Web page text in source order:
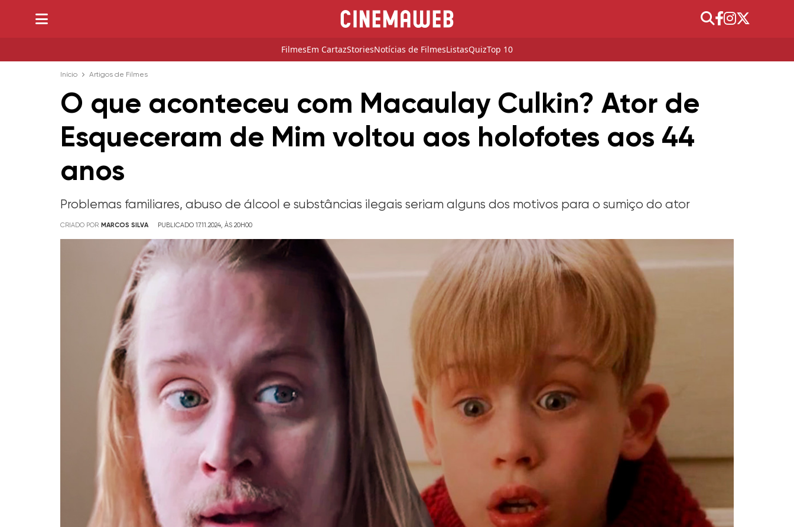
FilmesEm CartazStoriesNotícias de FilmesListasQuizTop 10
Início Artigos de Filmes
O que aconteceu com Macaulay Culkin? Ator de
Esqueceram de Mim voltou aos holofotes aos 44
anos
Problemas familiares, abuso de álcool e substâncias ilegais seriam alguns dos motivos para o sumiço do ator
CRIADO POR MARCOS SILVA PUBLICADO 17.11.2024, ÀS 20H00